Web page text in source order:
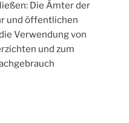
Die Ämter der
und öffentlichen
Verwendung von
und zum